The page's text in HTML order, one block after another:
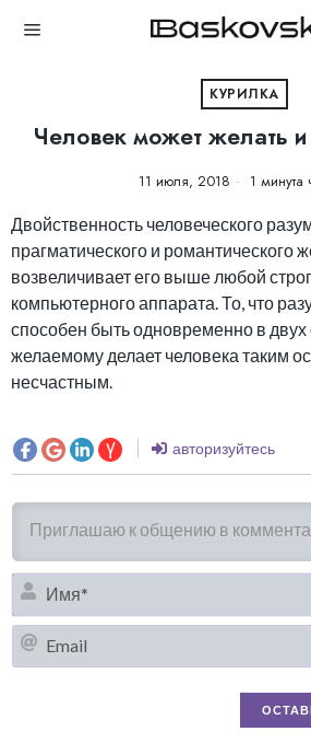
КУРИЛКА
Человек может желать и
11 июля, 2018 1 минута
Двойственность человеческого
прагматического и романтического
возвеличивает его выше любой
компьютерного аппарата. То, что
способен быть одновременно в двух
желаемому делает человека таким
несчастным.
авторизуйтесь